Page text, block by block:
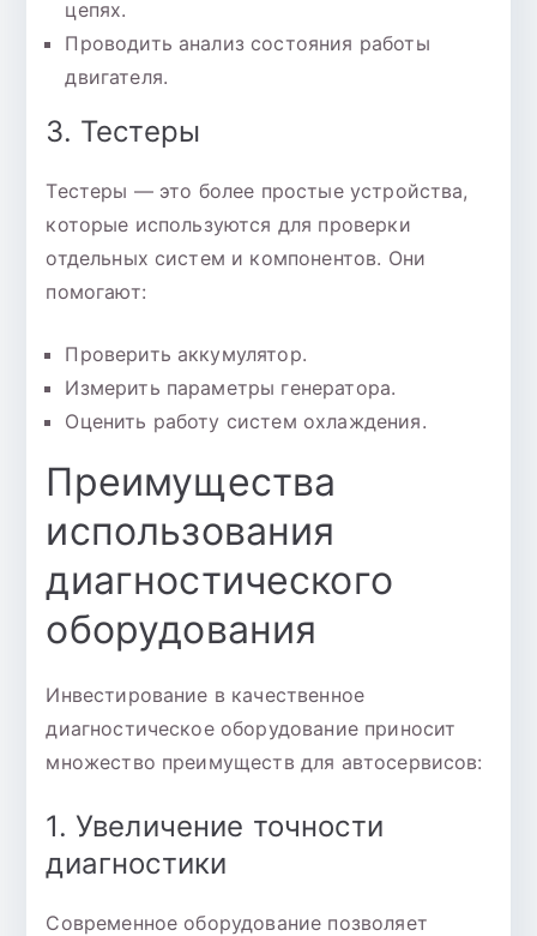
цепях.
Проводить анализ состояния работы
двигателя.
3. Тестеры
Тестеры — это более простые устройства,
которые используются для проверки
отдельных систем и компонентов. Они
помогают:
Проверить аккумулятор.
Измерить параметры генератора.
Оценить работу систем охлаждения.
Преимущества
использования
диагностического
оборудования
Инвестирование в качественное
диагностическое оборудование приносит
множество преимуществ для автосервисов:
1. Увеличение точности
диагностики
Современное оборудование позволяет